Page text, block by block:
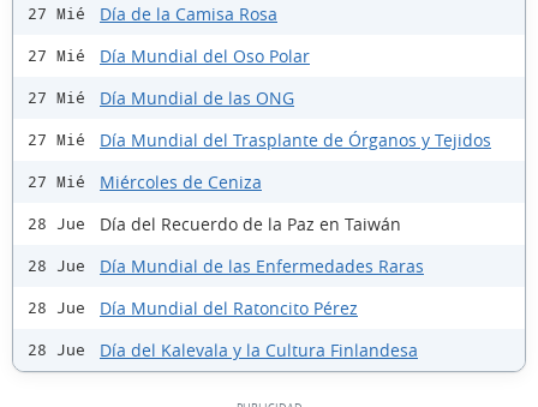
27 Mié Día de la Camisa Rosa
27 Mié Día Mundial del Oso Polar
27 Mié Día Mundial de las ONG
27 Mié Día Mundial del Trasplante de Órganos y Tejidos
27 Mié Miércoles de Ceniza
28 Jue Día del Recuerdo de la Paz en Taiwán
28 Jue Día Mundial de las Enfermedades Raras
28 Jue Día Mundial del Ratoncito Pérez
28 Jue Día del Kalevala y la Cultura Finlandesa